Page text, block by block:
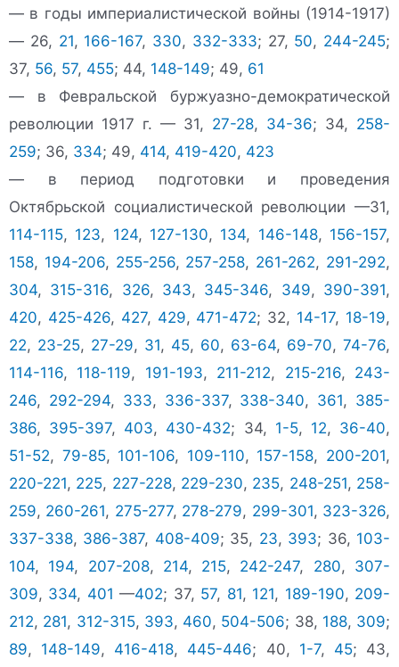
— в годы империалистической войны (1914-1917)
— 26, 21, 166-167, 330, 332-333; 27, 50, 244-245;
37, 56, 57, 455; 44, 148-149; 49, 61
— в Февральской буржуазно-демократической
революции 1917 г. — 31, 27-28, 34-36; 34, 258-
259; 36, 334; 49, 414, 419-420, 423
— в период подготовки и проведения
Октябрьской социалистической революции —31,
114-115, 123, 124, 127-130, 134, 146-148, 156-157,
158, 194-206, 255-256, 257-258, 261-262, 291-292,
304, 315-316, 326, 343, 345-346, 349, 390-391,
420, 425-426, 427, 429, 471-472; 32, 14-17, 18-19,
22, 23-25, 27-29, 31, 45, 60, 63-64, 69-70, 74-76,
114-116, 118-119, 191-193, 211-212, 215-216, 243-
246, 292-294, 333, 336-337, 338-340, 361, 385-
386, 395-397, 403, 430-432; 34, 1-5, 12, 36-40,
51-52, 79-85, 101-106, 109-110, 157-158, 200-201,
220-221, 225, 227-228, 229-230, 235, 248-251, 258-
259, 260-261, 275-277, 278-279, 299-301, 323-326,
337-338, 386-387, 408-409; 35, 23, 393; 36, 103-
104, 194, 207-208, 214, 215, 242-247, 280, 307-
309, 334, 401 —402; 37, 57, 81, 121, 189-190, 209-
212, 281, 312-315, 393, 460, 504-506; 38, 188, 309;
89, 148-149, 416-418, 445-446; 40, 1-7, 45; 43,